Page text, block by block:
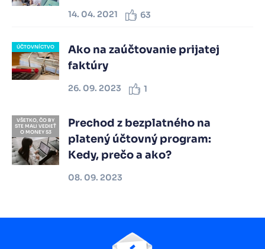
14. 04. 2021 63
ÚČTOVNÍCTVO
Ako na zaúčtovanie prijatej
faktúry
26. 09. 2023 1
VŠETKO, ČO BY
STE MALI VEDIEŤ
O MONEY S3
Prechod z bezplatného na
platený účtovný program:
Kedy, prečo a ako?
08. 09. 2023